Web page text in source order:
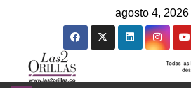
agosto 4, 2026